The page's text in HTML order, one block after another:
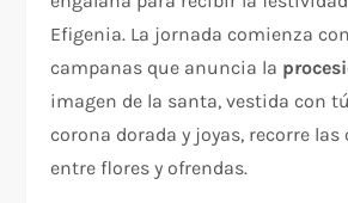
Efigenia. La jornada comienza
campanas que anuncia la
imagen de la santa, vestida con
corona dorada y joyas, recorre las
entre flores y ofrendas.